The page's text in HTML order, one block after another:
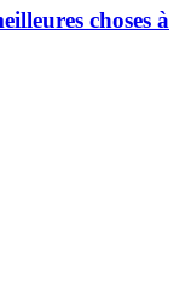
choses à